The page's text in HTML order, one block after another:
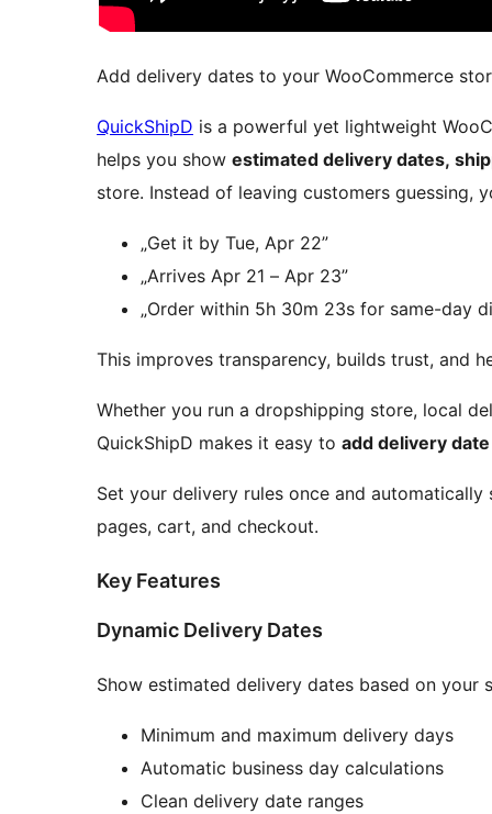
Add delivery dates to your WooCommerce
QuickShipD is a powerful yet lightweight
helps you show estimated delivery dates,
store. Instead of leaving customers guessing,
„Get it by Tue, Apr 22”
„Arrives Apr 21 – Apr 23”
„Order within 5h 30m 23s for same-day
This improves transparency, builds trust, and
Whether you run a dropshipping store, local
QuickShipD makes it easy to add delivery
Set your delivery rules once and
pages, cart, and checkout.
Key Features
Dynamic Delivery Dates
Show estimated delivery dates based on your
Minimum and maximum delivery days
Automatic business day calculations
Clean delivery date ranges